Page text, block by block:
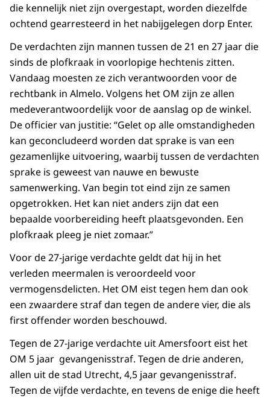
die kennelijk niet zijn overgestapt, worden diezelfde
ochtend gearresteerd in het nabijgelegen dorp Enter.
De verdachten zijn mannen tussen de 21 en 27 jaar die
sinds de plofkraak in voorlopige hechtenis zitten.
Vandaag moesten ze zich verantwoorden voor de
rechtbank in Almelo. Volgens het OM zijn ze allen
medeverantwoordelijk voor de aanslag op de winkel.
De officier van justitie: “Gelet op alle omstandigheden
kan geconcludeerd worden dat sprake is van een
gezamenlijke uitvoering, waarbij tussen de verdachten
sprake is geweest van nauwe en bewuste
samenwerking. Van begin tot eind zijn ze samen
opgetrokken. Het kan niet anders zijn dat een
bepaalde voorbereiding heeft plaatsgevonden. Een
plofkraak pleeg je niet zomaar.”
Voor de 27-jarige verdachte geldt dat hij in het
verleden meermalen is veroordeeld voor
vermogensdelicten. Het OM eist tegen hem dan ook
een zwaardere straf dan tegen de andere vier, die als
first offender worden beschouwd.
Tegen de 27-jarige verdachte uit Amersfoort eist het
OM 5 jaar gevangenisstraf. Tegen de drie anderen,
allen uit de stad Utrecht, 4,5 jaar gevangenisstraf.
Tegen de vijfde verdachte, en tevens de enige die heeft